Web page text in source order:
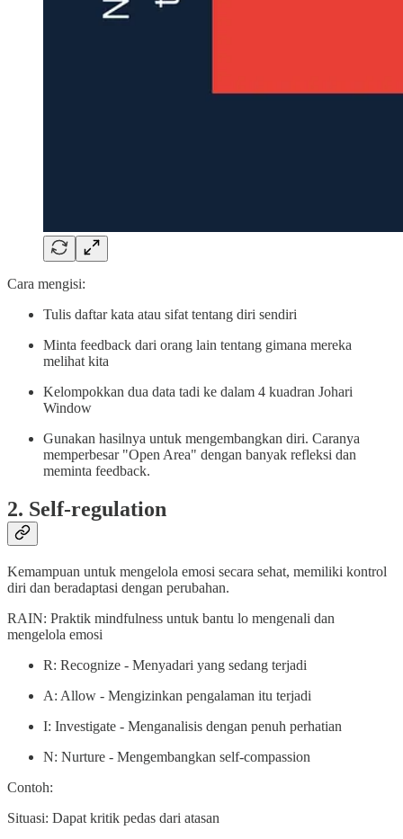
Cara mengisi:
Tulis daftar kata atau sifat tentang diri sendiri
Minta feedback dari orang lain tentang gimana mereka
melihat kita
Kelompokkan dua data tadi ke dalam 4 kuadran Johari
Window
Gunakan hasilnya untuk mengembangkan diri. Caranya
memperbesar "Open Area" dengan banyak refleksi dan
meminta feedback.
2. Self-regulation
Kemampuan untuk mengelola emosi secara sehat, memiliki kontrol
diri dan beradaptasi dengan perubahan.
RAIN: Praktik mindfulness untuk bantu lo mengenali dan
mengelola emosi
R: Recognize - Menyadari yang sedang terjadi
A: Allow - Mengizinkan pengalaman itu terjadi
I: Investigate - Menganalisis dengan penuh perhatian
N: Nurture - Mengembangkan self-compassion
Contoh:
Situasi: Dapat kritik pedas dari atasan